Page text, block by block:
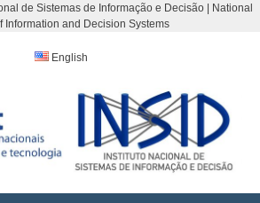
de Sistemas de Informação e Decisão | National
Information and Decision Systems
English